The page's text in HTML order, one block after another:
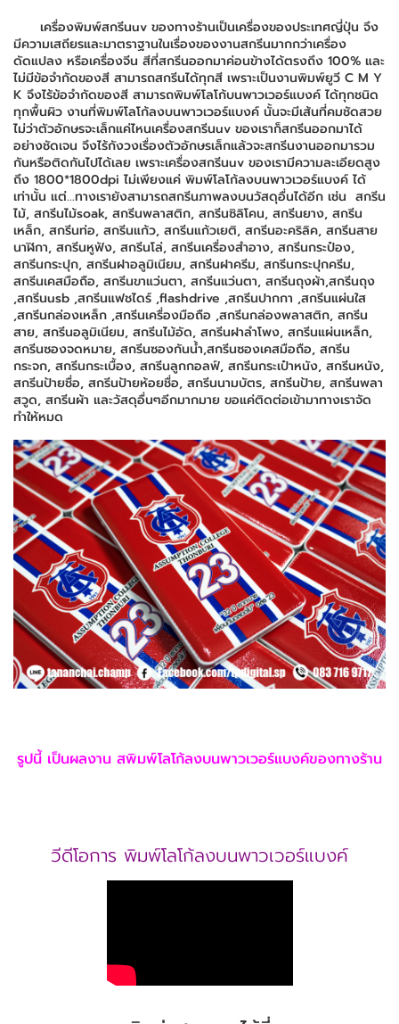
เครื่องพิมพ์สกรีนuv ของทางร้านเป็นเครื่องของประเทศญี่ปุ่น จึง
มีความเสถียรและมาตราฐานในเรื่องของงานสกรีนมากกว่าเครื่อง
ดัดแปลง หรือเครื่องจีน สีที่สกรีนออกมาค่อนข้างได้ตรงถึง 100% และ
ไม่มีข้อจำกัดของสี สามารถสกรีนได้ทุกสี เพราะเป็นงานพิมพ์ยูวี C M Y
K จึงไร้ข้อจำกัดของสี สามารถพิมพ์โลโก้บนพาวเวอร์แบงค์ ได้ทุกชนิด
ทุกพื้นผิว งานที่พิมพ์โลโก้ลงบนพาวเวอร์แบงค์ นั้นจะมีเส้นที่คมชัดสวย
ไม่ว่าตัวอักษรจะเล็กแค่ไหนเครื่องสกรีนuv ของเราก็สกรีนออกมาได้
อย่างชัดเจน จึงไร้กังวงเรื่องตัวอักษรเล็กแล้วจะสกรีนงานออกมารวม
กันหรือติดกันไปได้เลย เพราะเครื่องสกรีนuv ของเรามีความละเอียดสูง
ถึง 1800*1800dpi ไม่เพียงแค่ พิมพ์โลโก้ลงบนพาวเวอร์แบงค์ ได้
เท่านั้น แต่...ทางเรายังสามารถสกรีนภาพลงบนวัสดุอื่นได้อีก เช่น สกรีน
ไม้, สกรีนไม้soak, สกรีนพลาสติก, สกรีนซิลิโคน, สกรีนยาง, สกรีน
เหล็ก, สกรีนท่อ, สกรีนแก้ว, สกรีนแก้วเยติ, สกรีนอะคริลิค, สกรีนสาย
นาฬิกา, สกรีนหูฟัง, สกรีนโล่, สกรีนเครื่องสำอาง, สกรีนกระป๋อง,
สกรีนกระปุก, สกรีนฝาอลูมิเนียม, สกรีนฝาครีม, สกรีนกระปุกครีม,
สกรีนเคสมือถือ, สกรีนขาแว่นตา, สกรีนแว่นตา, สกรีนถุงผ้า,สกรีนถุง
,สกรีนusb ,สกรีนแฟชไดร์ ,flashdrive ,สกรีนปากกา ,สกรีนแผ่นใส
,สกรีนกล่องเหล็ก ,สกรีนเครื่องมือถือ ,สกรีนกล่องพลาสติก, สกรีน
สาย, สกรีนอลูมิเนียม, สกรีนไม้อัด, สกรีนฝาลำโพง, สกรีนแผ่นเหล็ก,
สกรีนซองจดหมาย, สกรีนซองกันน้ำ,สกรีนซองเคสมือถือ, สกรีน
กระจก, สกรีนกระเบื้อง, สกรีนลูกกอลฟ์, สกรีนกระเป๋าหนัง, สกรีนหนัง,
สกรีนป้ายชื่อ, สกรีนป้ายห้อยชื่อ, สกรีนนามบัตร, สกรีนป้าย, สกรีนพลา
สวูด, สกรีนผ้า และวัสดุอื่นๆอีกมากมาย ขอแค่ติดต่อเข้ามาทางเราจัด
ทำให้หมด
รูปนี้ เป็นผลงาน สพิมพ์โลโก้ลงบนพาวเวอร์แบงค์ของทางร้าน
วีดีโอการ พิมพ์โลโก้ลงบนพาวเวอร์แบงค์